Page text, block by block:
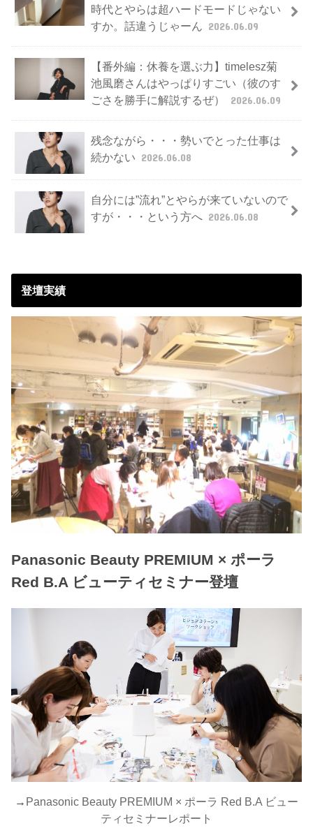
時代とやらは超ハードモードじゃない
すか。話違うじゃーん 2026.06.09
【番外編：休養を選ぶ力】timelesz菊
池風磨さんはやっぱりすごい（彼のす
ごさを勝手に解説するぜ）
2026.06.09
残念ながら・・・勢いでとった仕事は
続かない 2026.06.08
自分には”流れ”とやらが来ていないので
すが・・・という方へ 2026.06.08
登壇実績
Panasonic Beauty PREMIUM × ポーラ
Red B.A ビューティセミナー登壇
→ Panasonic Beauty PREMIUM × ポーラ Red B.A ビュー
ティセミナーレポート